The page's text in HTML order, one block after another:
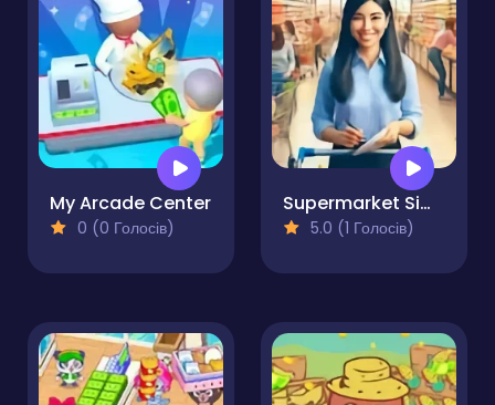
My Arcade Center
0 (0 Голосів)
Supermarket Simulator
5.0 (1 Голосів)